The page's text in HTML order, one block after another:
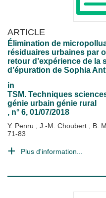
ARTICLE
Élimination de
résiduaires urbaines par
retour d’expérience de la
d’épuration de Sophia
in
TSM. Techniques
génie urbain génie rural
, n° 6, 01/07/2018
Y. Penru ; J.-M. Choubert ; B.
71-83
Plus d'information...